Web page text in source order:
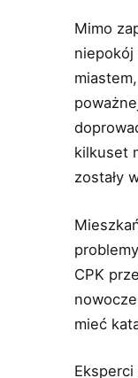
Mimo
niepokój
kilkuset
zostały
CPK
mieć